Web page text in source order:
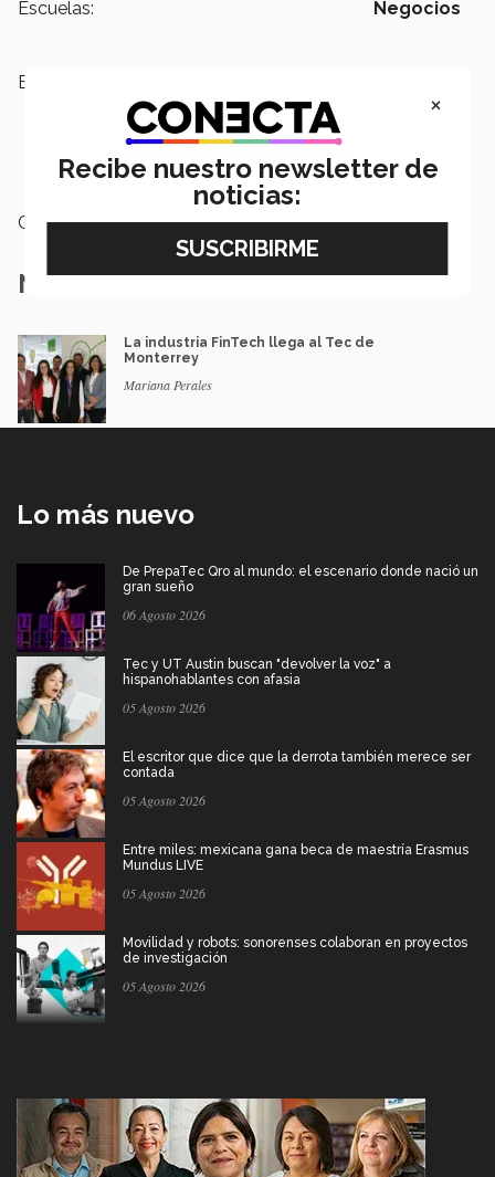
Escuelas: Negocios
Etiquetas:
Emprendimiento México-Chile
2019, FINTECH México,
Mexicana de la Industria de las
Tecnologías de Información
Categoría: Emprendedores
Notas Relacionadas
La industria FinTech llega al Tec de
Monterrey
Mariana Perales
Lo más nuevo
De PrepaTec Qro al mundo: el escenario donde nació un
gran sueño
06 Agosto 2026
Tec y UT Austin buscan "devolver la voz" a
hispanohablantes con afasia
05 Agosto 2026
El escritor que dice que la derrota también merece ser
contada
05 Agosto 2026
Entre miles: mexicana gana beca de maestría Erasmus
Mundus LIVE
05 Agosto 2026
Movilidad y robots: sonorenses colaboran en proyectos
de investigación
05 Agosto 2026
×
Recibe nuestro newsletter de
noticias: